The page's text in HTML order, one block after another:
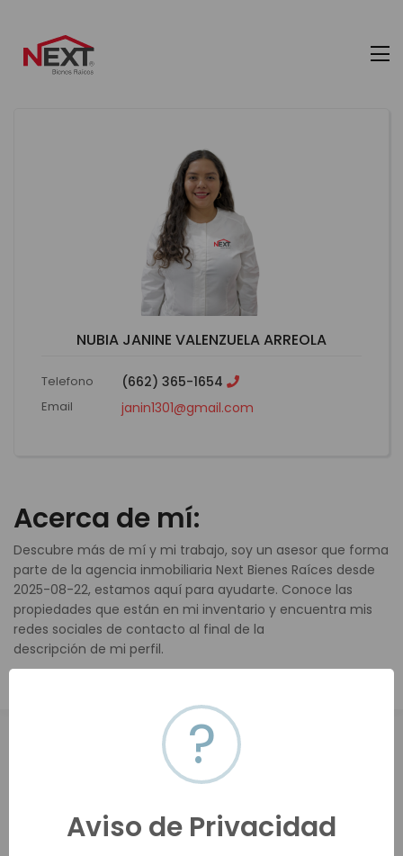
NUBIA JANINE VALENZUELA ARREOLA
Telefono (662) 365-1654
Email janin1301@gmail.com
Acerca de mí:
Descubre más de mí y mi trabajo, soy un asesor que forma
parte de la agencia inmobiliaria Next Bienes Raíces desde
2025-08-22, estamos aquí para ayudarte. Conoce las
propiedades que están en mi inventario y encuentra mis
redes sociales de contacto al final de la
descripción de mi perfil.
?
Aviso de Privacidad